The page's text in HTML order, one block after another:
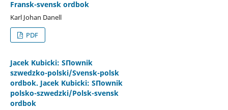
Fransk-svensk ordbok
Karl Johan Danell
PDF
Jacek Kubicki: SΠownik
szwedzko-polski/Svensk-polsk
ordbok. Jacek Kubicki: SΠownik
polsko-szwedzki/Polsk-svensk
ordbok